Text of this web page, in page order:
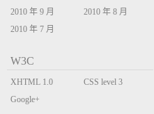
2010 年 9 月
2010 年 8 月
2010 年 7 月
W3C
XHTML 1.0
Transitional
CSS level 3
Google+